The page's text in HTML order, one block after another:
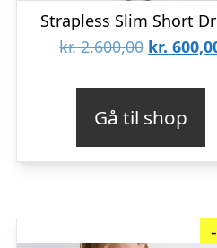
Strapless Slim Short
kr.2.600,00 Den
var:
kr.
kr.
Gå til shop